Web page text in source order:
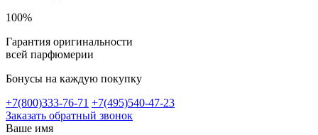
100%
Гарантия оригинальности
всей парфюмерии
Бонусы на каждую покупку
+7(800)333-76-71 +7(495)540-47-23
Заказать обратный звонок
Ваше имя